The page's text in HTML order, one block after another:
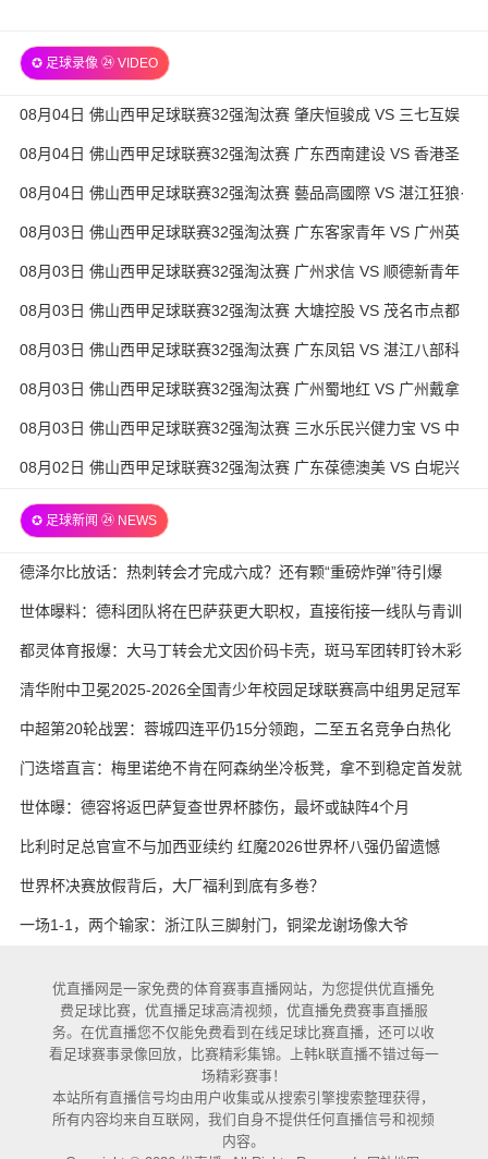
✪ 足球录像 ㉔ VIDEO
08月04日 佛山西甲足球联赛32强淘汰赛 肇庆恒骏成 VS 三七互娱
全场录像
08月04日 佛山西甲足球联赛32强淘汰赛 广东西南建设 VS 香港圣
徒 全场录像
08月04日 佛山西甲足球联赛32强淘汰赛 藝品高國際 VS 湛江狂狼·
粵辉能源 全场录像
08月03日 佛山西甲足球联赛32强淘汰赛 广东客家青年 VS 广州英
华思力U17 全场录像
08月03日 佛山西甲足球联赛32强淘汰赛 广州求信 VS 顺德新青年
全场录像
08月03日 佛山西甲足球联赛32强淘汰赛 大塘控股 VS 茂名市点都
得 全场录像
08月03日 佛山西甲足球联赛32强淘汰赛 广东凤铝 VS 湛江八部科
技 全场录像
08月03日 佛山西甲足球联赛32强淘汰赛 广州蜀地红 VS 广州戴拿
模 全场录像
08月03日 佛山西甲足球联赛32强淘汰赛 三水乐民兴健力宝 VS 中
国澳门澳科精英 全场录像
08月02日 佛山西甲足球联赛32强淘汰赛 广东葆德澳美 VS 白坭兴
✪ 足球新闻 ㉔ NEWS
德泽尔比放话：热刺转会才完成六成？还有颗“重磅炸弹”待引爆
世体曝料：德科团队将在巴萨获更大职权，直接衔接一线队与青训
都灵体育报爆：大马丁转会尤文因价码卡壳，斑马军团转盯铃木彩
艳与维卡里奥
清华附中卫冕2025-2026全国青少年校园足球联赛高中组男足冠军
中超第20轮战罢：蓉城四连平仍15分领跑，二至五名竞争白热化
门迭塔直言：梅里诺绝不肯在阿森纳坐冷板凳，拿不到稳定首发就
考虑另寻出路
世体曝：德容将返巴萨复查世界杯膝伤，最坏或缺阵4个月
比利时足总官宣不与加西亚续约 红魔2026世界杯八强仍留遗憾
世界杯决赛放假背后，大厂福利到底有多卷？
一场1-1，两个输家：浙江队三脚射门，铜梁龙谢场像大爷
优直播网是一家免费的体育赛事直播网站，为您提供优直播免
费足球比赛，优直播足球高清视频，优直播免费赛事直播服
务。在优直播您不仅能免费看到在线足球比赛直播，还可以收
看足球赛事录像回放，比赛精彩集锦。上韩k联直播不错过每一
场精彩赛事！
本站所有直播信号均由用户收集或从搜索引擎搜索整理获得，
所有内容均来自互联网，我们自身不提供任何直播信号和视频
内容。